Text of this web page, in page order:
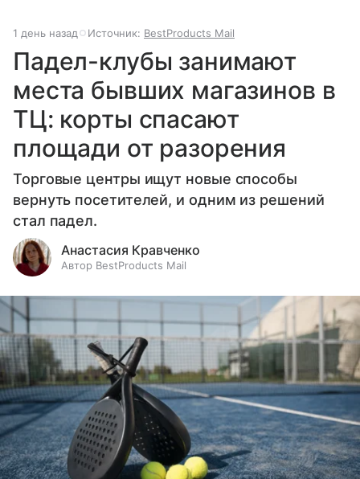
1 день назад Источник: BestProducts Mail
Падел-клубы занимают
места бывших магазинов в
ТЦ: корты спасают
площади от разорения
Торговые центры ищут новые способы
вернуть посетителей, и одним из решений
стал падел.
Анастасия Кравченко
Автор BestProducts Mail